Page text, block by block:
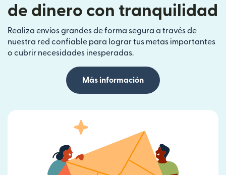
de dinero con tranquilidad
Realiza envíos grandes de forma segura a través de
nuestra red confiable para lograr tus metas importantes
o cubrir necesidades inesperadas.
Más información